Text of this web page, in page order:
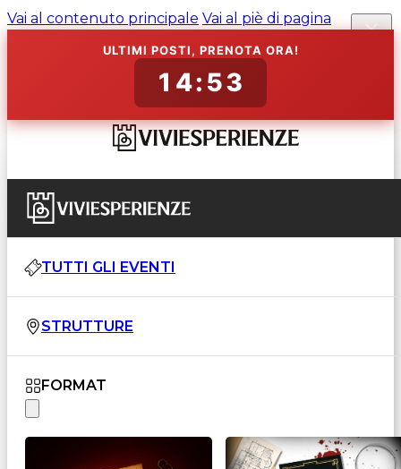
Vai al contenuto principale Vai al piè di pagina
ULTIMI POSTI, PRENOTA ORA!
14:52
TUTTI GLI EVENTI
STRUTTURE
FORMAT